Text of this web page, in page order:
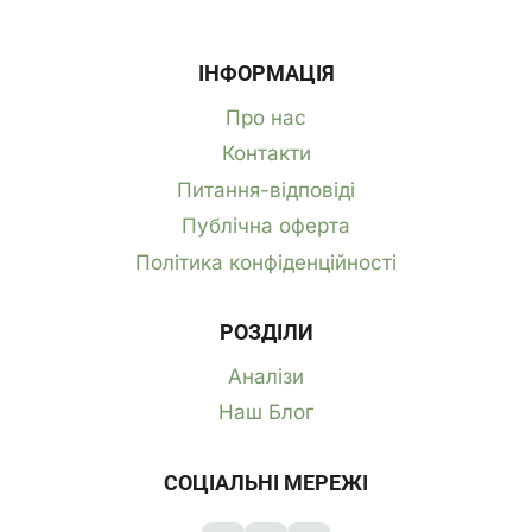
ІНФОРМАЦІЯ
Про нас
Контакти
Питання-відповіді
Публічна оферта
Політика конфіденційності
РОЗДІЛИ
Аналізи
Наш Блог
СОЦІАЛЬНІ МЕРЕЖІ